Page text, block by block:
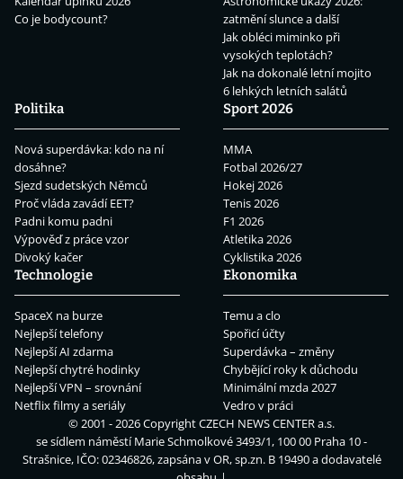
Co je bodycount?
zatmění slunce a další
Jak obléci miminko při
vysokých teplotách?
Jak na dokonalé letní mojito
6 lehkých letních salátů
Politika
Nová superdávka: kdo na ní
dosáhne?
Sjezd sudetských Němců
Proč vláda zavádí EET?
Padni komu padni
Výpověď z práce vzor
Divoký kačer
Sport 2026
MMA
Fotbal 2026/27
Hokej 2026
Tenis 2026
F1 2026
Atletika 2026
Cyklistika 2026
Technologie
SpaceX na burze
Nejlepší telefony
Nejlepší AI zdarma
Nejlepší chytré hodinky
Nejlepší VPN – srovnání
Netflix filmy a seriály
Ekonomika
Temu a clo
Spořicí účty
Superdávka – změny
Chybějící roky k důchodu
Minimální mzda 2027
Vedro v práci
© 2001 - 2026 CopyrightCZECH NEWS CENTER a.s.
se sídlem náměstí Marie Schmolkové 3493/1, 100 00 Praha 10 -
Strašnice, IČO: 02346826, zapsána v OR, sp.zn. B 19490 a dodavatelé